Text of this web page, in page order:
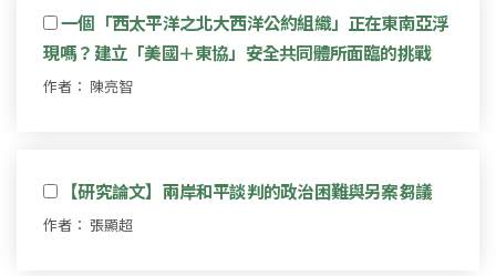
一個「西太平洋之北大西洋公約組織」正在東南亞浮
現嗎？建立「美國＋東協」安全共同體所面臨的挑戰
作者： 陳亮智
【研究論文】兩岸和平談判的政治困難與另案芻議
作者： 張顯超